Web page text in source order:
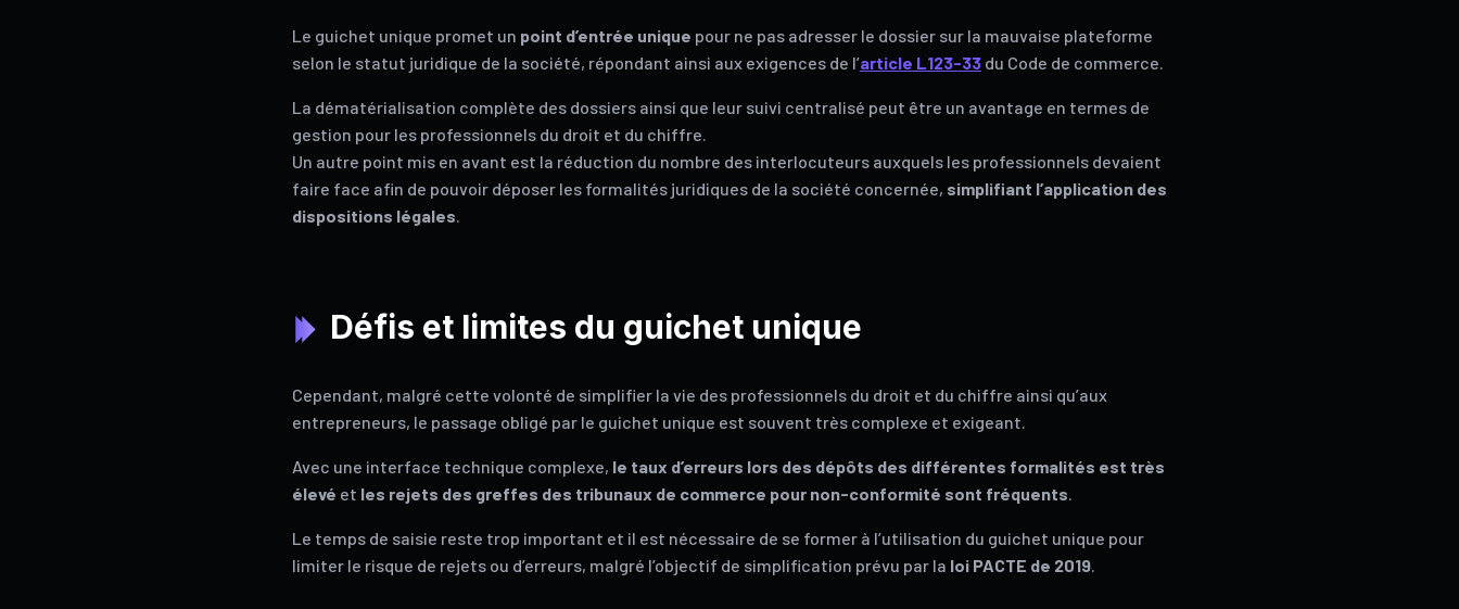
Le guichet unique promet un point d’entrée unique pour ne pas adresser le dossier sur la mauvaise plateforme
selon le statut juridique de la société, répondant ainsi aux exigences de l’article L123-33du Code de commerce.
La dématérialisation complète des dossiers ainsi que leur suivi centralisé peut être un avantage en termes de
gestion pour les professionnels du droit et du chiffre.
Un autre point mis en avant est la réduction du nombre des interlocuteurs auxquels les professionnels devaient
faire face afin de pouvoir déposer les formalités juridiques de la société concernée, simplifiant l’application des
dispositions légales.
Défis et limites du guichet unique
Cependant, malgré cette volonté de simplifier la vie des professionnels du droit et du chiffre ainsi qu’aux
entrepreneurs, le passage obligé par le guichet unique est souvent très complexe et exigeant.
Avec une interface technique complexe, le taux d’erreurs lors des dépôts des différentes formalités est très
élevé et les rejets des greffes des tribunaux de commerce pour non-conformité sont fréquents.
Le temps de saisie reste trop important et il est nécessaire de se former à l’utilisation du guichet unique pour
limiter le risque de rejets ou d’erreurs, malgré l’objectif de simplification prévu par la loi PACTE de 2019.